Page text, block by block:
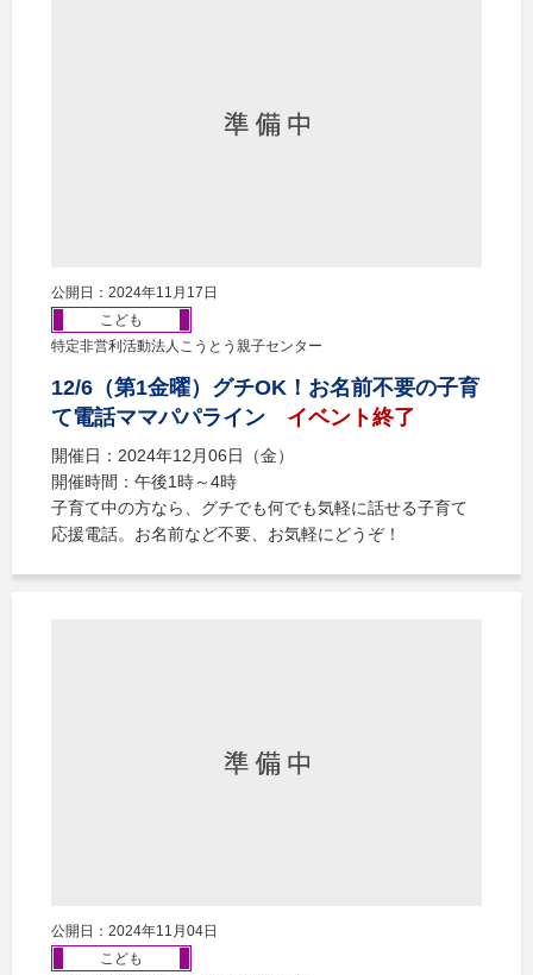
公開日：2024年11月17日
こども
特定非営利活動法人こうとう親子センター
12/6（第1金曜）グチOK！お名前不要の子育
て電話ママパパライン
イベント終了
開催日：2024年12月06日（金）
開催時間：午後1時～4時
子育て中の方なら、グチでも何でも気軽に話せる子育て
応援電話。お名前など不要、お気軽にどうぞ！
公開日：2024年11月04日
こども